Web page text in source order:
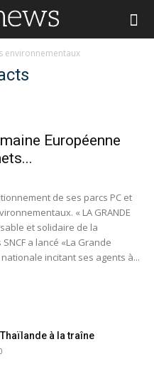
environnementaux
Européenne
de ses parcs PC et
« LA GRANDE
et solidaire de la
a lancé «La Grande
incitant ses agents à...
Thaïlande à la traîne